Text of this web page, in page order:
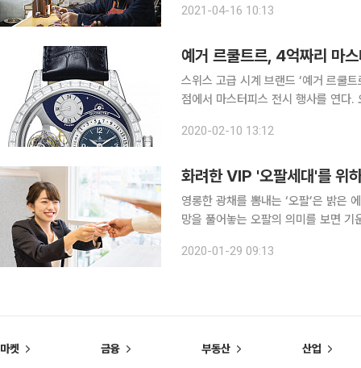
이 기본이 된 세상으로 변했지만, 같
2021-04-16 10:13
예거 르쿨트르, 4억짜리 마
스위스 고급 시계 브랜드 ‘예거 르
점에서 마스터피스 전시 행사를 연다. 오는 29일까지 진행될 이번 전시는 국내 최초로 선보이는 4
제품을 한 자리에서 만나볼 수 있다.
2020-02-10 13:12
화려한 VIP '오팔세대'를 위
영롱한 광채를 뽐내는 ‘오팔’은 밝은
망을 풀어놓는 오팔의 의미를 보면
오팔세대의 오팔(OPAL)은 ‘Old
2020-01-29 09:13
마켓 금융 부동산 산업